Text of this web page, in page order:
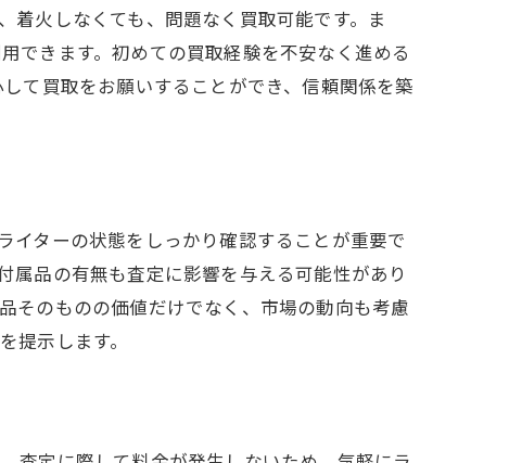
着火しなくても、問題なく買取可能です。ま
できます。初めての買取経験を不安なく進める
て買取をお願いすることができ、信頼関係を築
イターの状態をしっかり確認することが重要で
属品の有無も査定に影響を与える可能性があり
そのものの価値だけでなく、市場の動向も考慮
示します。